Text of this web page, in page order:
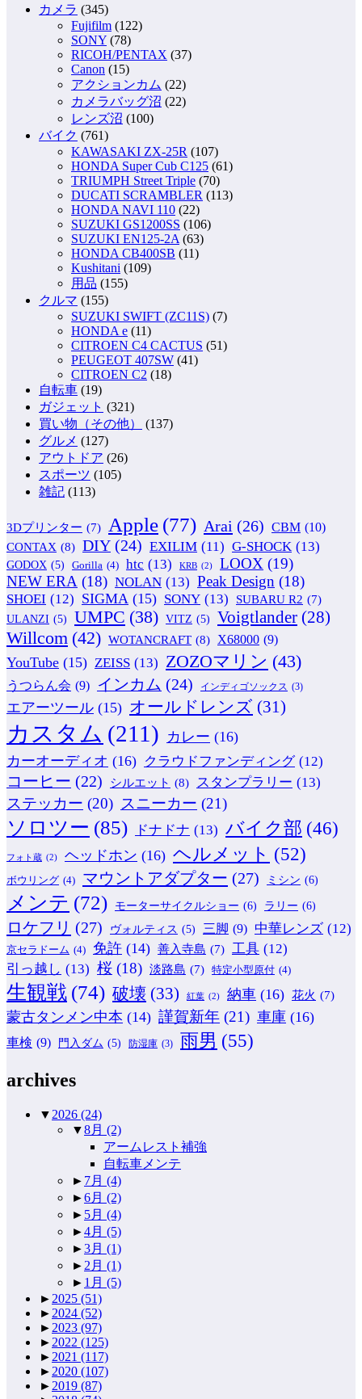
カメラ (345)
Fujifilm (122)
SONY (78)
RICOH/PENTAX (37)
Canon (15)
アクションカム (22)
カメラバッグ沼 (22)
レンズ沼 (100)
バイク (761)
KAWASAKI ZX-25R (107)
HONDA Super Cub C125 (61)
TRIUMPH Street Triple (70)
DUCATI SCRAMBLER (113)
HONDA NAVI 110 (22)
SUZUKI GS1200SS (106)
SUZUKI EN125-2A (63)
HONDA CB400SB (11)
Kushitani (109)
用品 (155)
クルマ (155)
SUZUKI SWIFT (ZC11S) (7)
HONDA e (11)
CITROEN C4 CACTUS (51)
PEUGEOT 407SW (41)
CITROEN C2 (18)
自転車 (19)
ガジェット (321)
買い物（その他）
(137)
グルメ (127)
アウトドア (26)
スポーツ (105)
雑記 (113)
3Dプリンター (7) Apple (77) Arai (26) CBM (10)
CONTAX (8) DIY (24) EXILIM (11) G-SHOCK (13)
GODOX (5) Gorilla (4) htc (13) KRB (2) LOOX (19)
NEW ERA (18) NOLAN (13) Peak Design (18)
SHOEI (12) SIGMA (15) SONY (13) SUBARU R2 (7)
ULANZI (5) UMPC (38) VITZ (5) Voigtlander (28)
Willcom (42) WOTANCRAFT (8) X68000 (9)
YouTube (15) ZEISS (13) ZOZOマリン (43)
うつらん会 (9) インカム (24) インディゴソックス (3)
エアーツール (15) オールドレンズ (31)
カスタム (211) カレー (16)
カーオーディオ (16) クラウドファンディング (12)
コーヒー (22) シルエット (8) スタンプラリー (13)
ステッカー (20) スニーカー (21)
ソロツー (85) ドナドナ (13) バイク部 (46)
フォト蔵 (2) ヘッドホン (16) ヘルメット (52)
ボウリング (4) マウントアダプター (27) ミシン (6)
メンテ (72) モーターサイクルショー (6) ラリー (6)
ロケフリ (27) ヴォルティス (5) 三脚 (9) 中華レンズ (12)
京セラドーム (4) 免許 (14) 善入寺島 (7) 工具 (12)
引っ越し (13) 桜 (18) 淡路島 (7) 特定小型原付 (4)
生観戦 (74) 破壊 (33) 紅葉 (2) 納車 (16) 花火 (7)
蒙古タンメン中本 (14) 謹賀新年 (21) 車庫 (16)
車検 (9) 門入ダム (5) 防湿庫 (3) 雨男 (55)
archives
▼ 2026 (24)
▼8月 (2)
アームレスト補強
自転車メンテ
► 7月 (4)
►6月 (2)
► 5月 (4)
►4月 (5)
►3月 (1)
► 2月 (1)
► 1月 (5)
► 2025 (51)
► 2024 (52)
► 2023 (97)
► 2022 (125)
► 2021 (117)
► 2020 (107)
► 2019 (87)